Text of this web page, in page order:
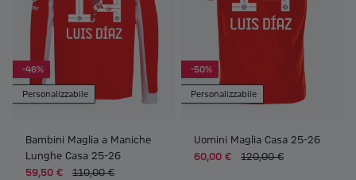
-46%
Personalizzabile
Bambini Maglia a Maniche
Lunghe Casa 25-26
59,50 €
110,00 €
-50%
Personalizzabile
Uomini Maglia Casa 25-26
60,00 €
120,00 €